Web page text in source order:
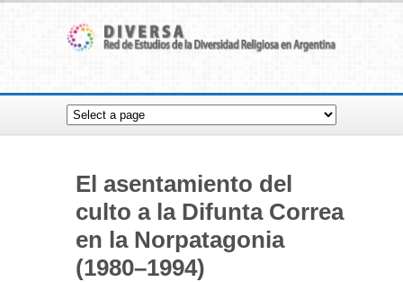
El asentamiento del
culto a la Difunta Correa
en la Norpatagonia
(1980–1994)